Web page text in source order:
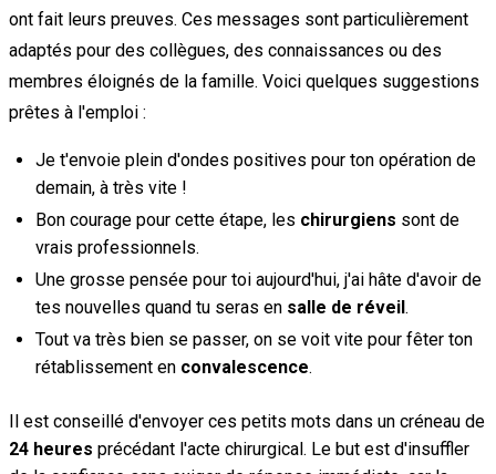
ont fait leurs preuves. Ces messages sont particulièrement
adaptés pour des collègues, des connaissances ou des
membres éloignés de la famille. Voici quelques suggestions
prêtes à l'emploi :
Je t'envoie plein d'ondes positives pour ton opération de
demain, à très vite !
Bon courage pour cette étape, les chirurgiens sont de
vrais professionnels.
Une grosse pensée pour toi aujourd'hui, j'ai hâte d'avoir de
tes nouvelles quand tu seras en salle de réveil.
Tout va très bien se passer, on se voit vite pour fêter ton
rétablissement en convalescence.
Il est conseillé d'envoyer ces petits mots dans un créneau de
24 heures précédant l'acte chirurgical. Le but est d'insuffler